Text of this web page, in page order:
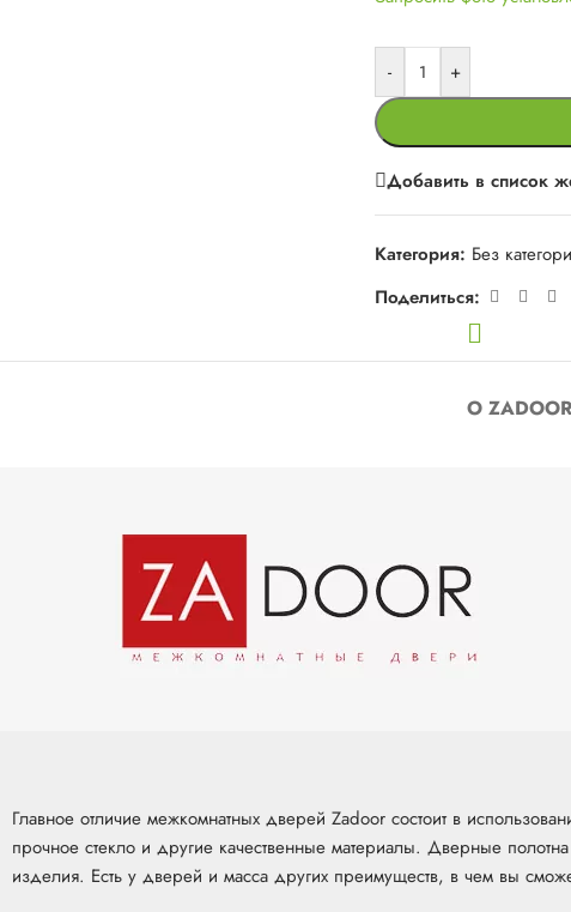
- +
Добавить в список
Категория: Без
Поделиться:
О ZADOOR
Главное отличие межкомнатных дверей Zadoor состоит в
прочное стекло и другие качественные материалы. Дверные
изделия. Есть у дверей и масса других преимуществ, в чем вы